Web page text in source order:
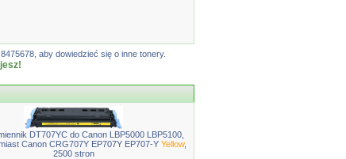
aby dowiedzieć się o inne tonery.
DT707YC do Canon LBP5000 LBP5100,
Canon CRG707Y EP707Y EP707-Y Yellow,
2500 stron